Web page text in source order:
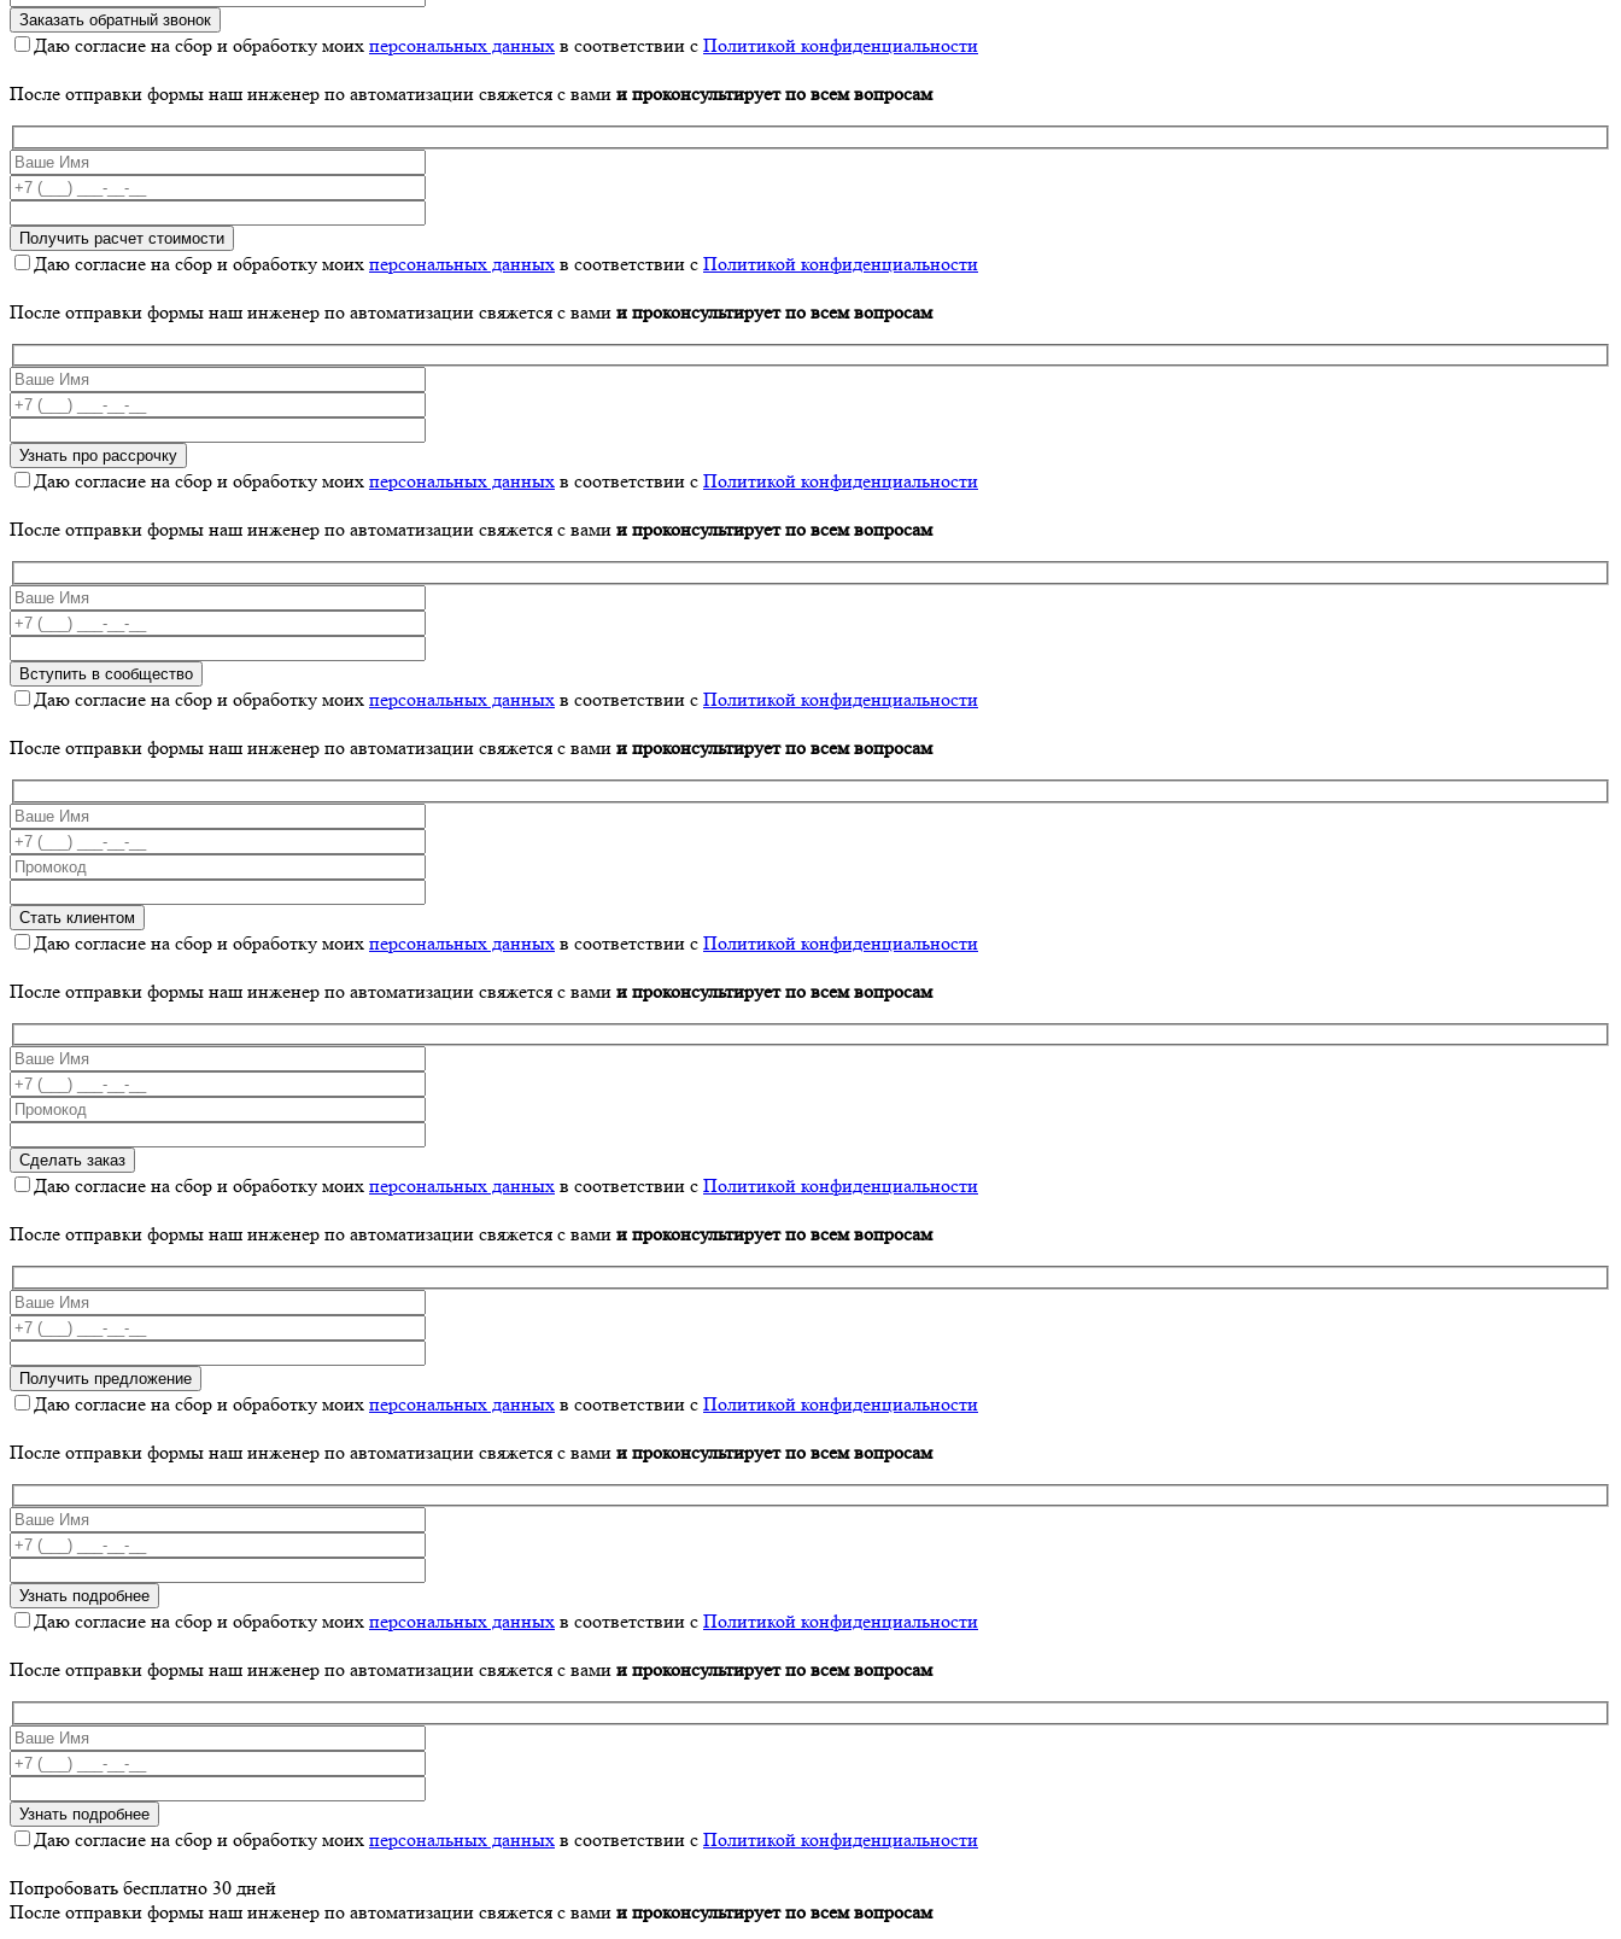
Даю согласие на сбор и обработку моих персональных данных в соответствии с Политикой конфиденциальности
После отправки формы наш инженер по автоматизации свяжется с вами и проконсультирует по всем вопросам
Даю согласие на сбор и обработку моих персональных данных в соответствии с Политикой конфиденциальности
После отправки формы наш инженер по автоматизации свяжется с вами и проконсультирует по всем вопросам
Даю согласие на сбор и обработку моих персональных данных в соответствии с Политикой конфиденциальности
После отправки формы наш инженер по автоматизации свяжется с вами и проконсультирует по всем вопросам
Даю согласие на сбор и обработку моих персональных данных в соответствии с Политикой конфиденциальности
После отправки формы наш инженер по автоматизации свяжется с вами и проконсультирует по всем вопросам
Даю согласие на сбор и обработку моих персональных данных в соответствии с Политикой конфиденциальности
После отправки формы наш инженер по автоматизации свяжется с вами и проконсультирует по всем вопросам
Даю согласие на сбор и обработку моих персональных данных в соответствии с Политикой конфиденциальности
После отправки формы наш инженер по автоматизации свяжется с вами и проконсультирует по всем вопросам
Даю согласие на сбор и обработку моих персональных данных в соответствии с Политикой конфиденциальности
После отправки формы наш инженер по автоматизации свяжется с вами и проконсультирует по всем вопросам
Даю согласие на сбор и обработку моих персональных данных в соответствии с Политикой конфиденциальности
После отправки формы наш инженер по автоматизации свяжется с вами и проконсультирует по всем вопросам
Даю согласие на сбор и обработку моих персональных данных в соответствии с Политикой конфиденциальности
Попробовать бесплатно 30 дней
После отправки формы наш инженер по автоматизации свяжется с вами и проконсультирует по всем вопросам